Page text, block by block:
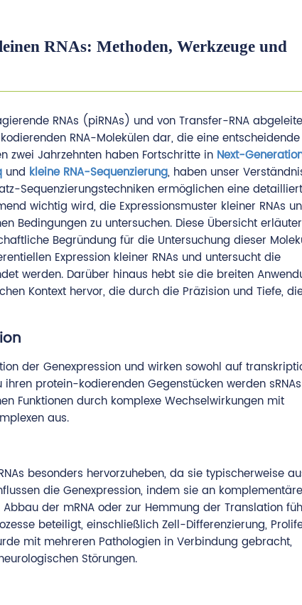
RNAs: Methoden, Werkzeuge und
RNAs (piRNAs) und von Transfer-RNA
RNA-Molekülen dar, die eine
zwei Jahrzehnten haben Fortschritte in Next-
und kleine RNA-Sequenzierung, haben unser
Sequenzierungstechniken ermöglichen eine
wichtig wird, die Expressionsmuster kleiner RNAs
Bedingungen zu untersuchen. Diese Übersicht
Begründung für die Untersuchung dieser
Expression kleiner RNAs und untersucht die
werden. Darüber hinaus hebt sie die breiten
Kontext hervor, die durch die Präzision und Tiefe,
der Genexpression und wirken sowohl auf
protein-kodierenden Gegenstücken werden
Funktionen durch komplexe Wechselwirkungen mit
aus.
besonders hervorzuheben, da sie typischerweise
die Genexpression, indem sie an komplementäre
der mRNA oder zur Hemmung der Translation
beteiligt, einschließlich Zell-Differenzierung,
mit mehreren Pathologien in Verbindung gebracht,
Störungen.